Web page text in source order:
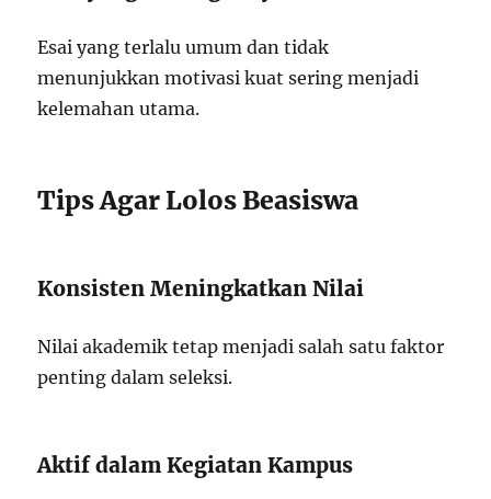
Esai yang terlalu umum dan tidak
menunjukkan motivasi kuat sering menjadi
kelemahan utama.
Tips Agar Lolos Beasiswa
Konsisten Meningkatkan Nilai
Nilai akademik tetap menjadi salah satu faktor
penting dalam seleksi.
Aktif dalam Kegiatan Kampus